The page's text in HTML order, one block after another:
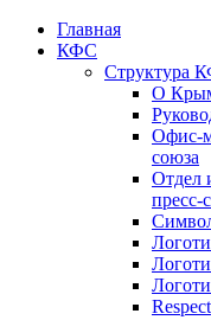
Главная
КФС
Структура
О
Офис-
союза
Отдел
пресс-
Respect